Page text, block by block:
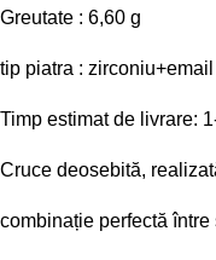
Greutate : 6,60 g
tip piatra :
Timp estimat de livrare:
Cruce deosebită,
combinație perfectă